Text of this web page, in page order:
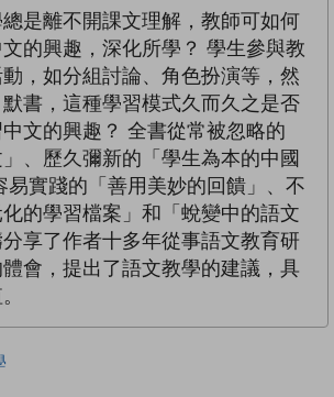
是離不開課文理解，教師可如何
的興趣，深化所學？ 學生參與教
，如分組討論、角色扮演等，然
書，這種學習模式久而久之是否
文的興趣？ 全書從常被忽略的
」、歷久彌新的「學生為本的中國
易實踐的「善用美妙的回饋」、不
的學習檔案」和「蛻變中的語文
享了作者十多年從事語文教育研
會，提出了語文教學的建議，具